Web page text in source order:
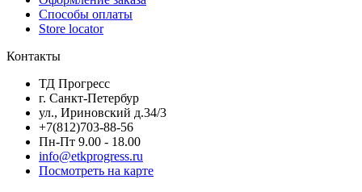
Способы оплаты
Store locator
Контакты
ТД Прогресс
г. Санкт-Петербур
ул., Ириновский д.34/3
+7(812)703-88-56
Пн-Пт 9.00 - 18.00
info@etkprogress.ru
Посмотреть на карте